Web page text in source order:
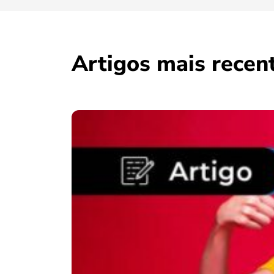
Artigos mais